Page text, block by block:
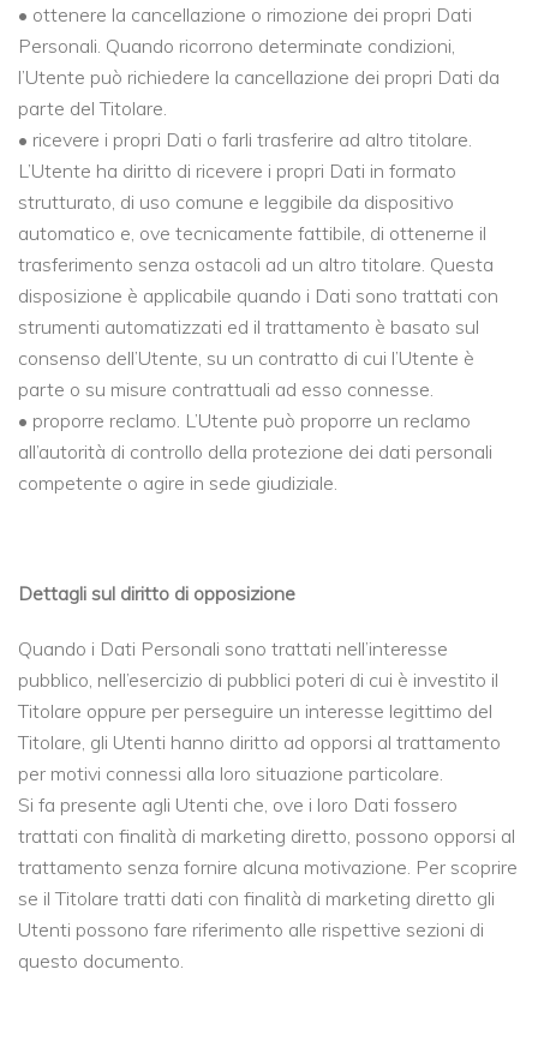
• ottenere la cancellazione o rimozione dei propri Dati
Personali. Quando ricorrono determinate condizioni,
l’Utente può richiedere la cancellazione dei propri Dati da
parte del Titolare.
• ricevere i propri Dati o farli trasferire ad altro titolare.
L’Utente ha diritto di ricevere i propri Dati in formato
strutturato, di uso comune e leggibile da dispositivo
automatico e, ove tecnicamente fattibile, di ottenerne il
trasferimento senza ostacoli ad un altro titolare. Questa
disposizione è applicabile quando i Dati sono trattati con
strumenti automatizzati ed il trattamento è basato sul
consenso dell’Utente, su un contratto di cui l’Utente è
parte o su misure contrattuali ad esso connesse.
• proporre reclamo. L’Utente può proporre un reclamo
all’autorità di controllo della protezione dei dati personali
competente o agire in sede giudiziale.
Dettagli sul diritto di opposizione
Quando i Dati Personali sono trattati nell’interesse
pubblico, nell’esercizio di pubblici poteri di cui è investito il
Titolare oppure per perseguire un interesse legittimo del
Titolare, gli Utenti hanno diritto ad opporsi al trattamento
per motivi connessi alla loro situazione particolare.
Si fa presente agli Utenti che, ove i loro Dati fossero
trattati con finalità di marketing diretto, possono opporsi al
trattamento senza fornire alcuna motivazione. Per scoprire
se il Titolare tratti dati con finalità di marketing diretto gli
Utenti possono fare riferimento alle rispettive sezioni di
questo documento.